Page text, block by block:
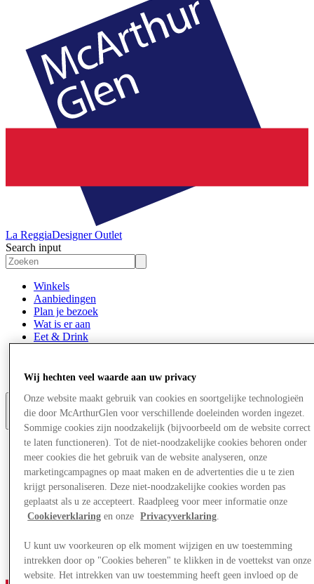
La ReggiaDesigner Outlet
Search input
Winkels
Aanbiedingen
Plan je bezoek
Wat is er aan
Eet & Drink
Bestemmingsgids
Meer
Wij hechten veel waarde aan uw privacy
Onze website maakt gebruik van cookies en soortgelijke technologieën
die door McArthurGlen voor verschillende doeleinden worden ingezet.
Sommige cookies zijn noodzakelijk (bijvoorbeeld om de website correct
te laten functioneren). Tot de niet-noodzakelijke cookies behoren onder
meer cookies die het gebruik van de website analyseren, onze
marketingcampagnes op maat maken en de advertenties die u te zien
krijgt personaliseren. Deze niet-noodzakelijke cookies worden pas
geplaatst als u ze accepteert. Raadpleeg voor meer informatie onze
Cookieverklaring en onze Privacyverklaring.
U kunt uw voorkeuren op elk moment wijzigen en uw toestemming
intrekken door op "Cookies beheren" te klikken in de voettekst van onze
website. Het intrekken van uw toestemming heeft geen invloed op de